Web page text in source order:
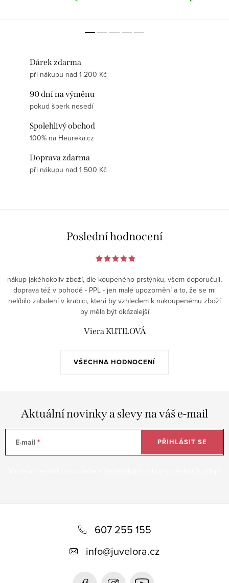
Dárek zdarma
při nákupu nad 1 200 Kč
90 dní na výměnu
pokud šperk nesedí
Spolehlivý obchod
100% na Heureka.cz
Doprava zdarma
při nákupu nad 1 500 Kč
Poslední hodnocení
VŠECHNA HODNOCENÍ
nákup jakéhokoliv zboží, dle koupeného prstýnku, všem doporučuji,
doprava též v pohodě - PPL - jen malé upozornění a to, že se mi
nelíbilo zabalení v krabici, která by vzhledem k nakoupenému zboží
by měla být okázalejší
Viera KUTILOVÁ
Aktuální novinky a slevy na váš e-mail
E-mail PŘIHLÁSIT SE
607 255 155
info@juvelora.cz